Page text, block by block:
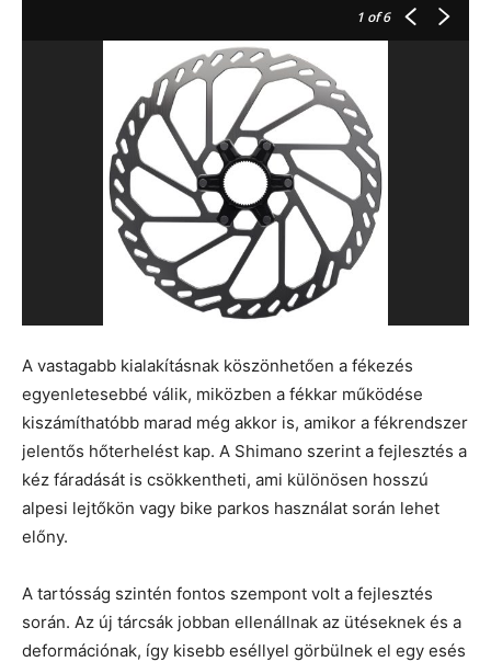
1 of 6
A vastagabb kialakításnak köszönhetően a fékezés
egyenletesebbé válik, miközben a fékkar működése
kiszámíthatóbb marad még akkor is, amikor a fékrendszer
jelentős hőterhelést kap. A Shimano szerint a fejlesztés a
kéz fáradását is csökkentheti, ami különösen hosszú
alpesi lejtőkön vagy bike parkos használat során lehet
előny.
A tartósság szintén fontos szempont volt a fejlesztés
során. Az új tárcsák jobban ellenállnak az ütéseknek és a
deformációnak, így kisebb eséllyel görbülnek el egy esés